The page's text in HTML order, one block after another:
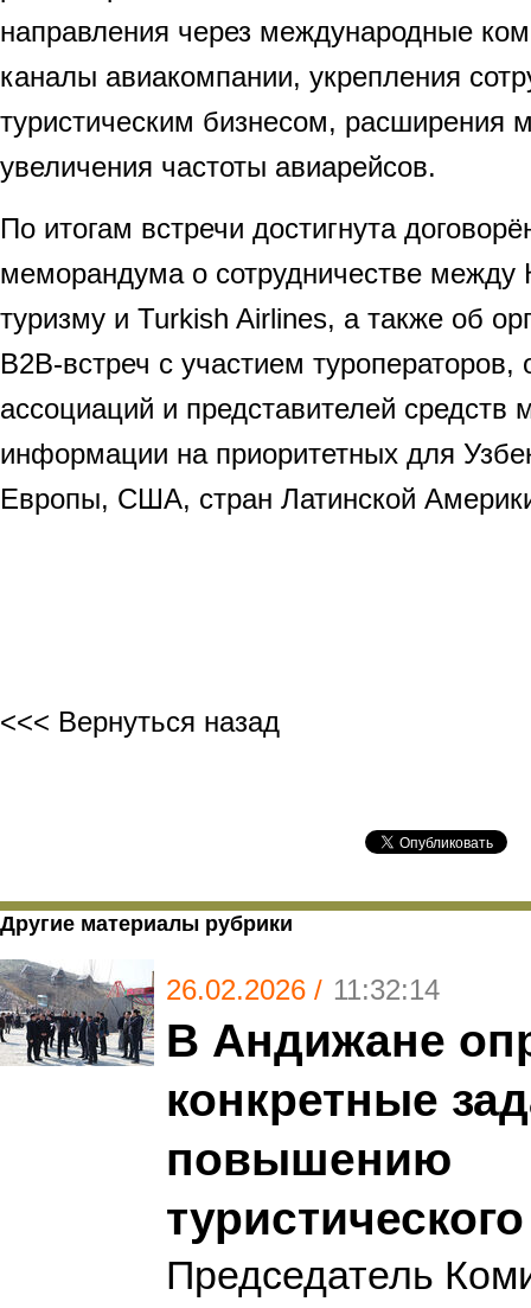
направления через международные
каналы авиакомпании, укрепления
туристическим бизнесом, расширения
увеличения частоты авиарейсов.
По итогам встречи достигнута
меморандума о сотрудничестве между
туризму и Turkish Airlines, а также об
B2B-встреч с участием туроператоров,
ассоциаций и представителей средств
информации на приоритетных для
Европы, США, стран Латинской
<<< Вернуться назад
Другие материалы рубрики
26.02.2026 / 11:32:14
В Андижане
конкретные
повышению
Председатель